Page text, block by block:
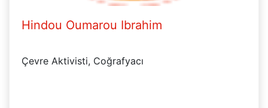
Hindou Oumarou Ibrahim
Çevre Aktivisti, Coğrafyacı